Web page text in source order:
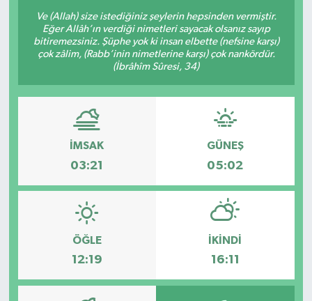
Ve (Allah) size istediğiniz şeylerin hepsinden vermiştir.
Eğer Allâh’ın verdiği nimetleri sayacak olsanız sayıp
bitiremezsiniz. Şüphe yok ki insan elbette (nefsine karşı)
çok zâlim, (Rabb’inin nimetlerine karşı) çok nankördür.
(İbrâhîm Sûresi, 34)
İMSAK
03:21
GÜNEŞ
05:02
ÖĞLE
12:19
İKINDI
16:11